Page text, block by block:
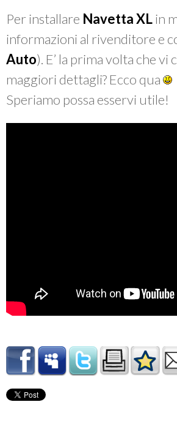
Per installare Navetta XLin
informazioni al rivenditore e
Auto). E’ la prima volta che
maggiori dettagli? Ecco qua
Speriamo possa esservi utile!